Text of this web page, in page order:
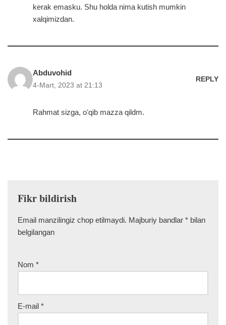
kerak emasku. Shu holda nima kutish mumkin
xalqimizdan.
Abduvohid
4-Mart, 2023 at 21:13
REPLY
Rahmat sizga, oʻqib mazza qildm.
Fikr bildirish
Email manzilingiz chop etilmaydi. Majburiy bandlar * bilan
belgilangan
Nom *
E-mail *